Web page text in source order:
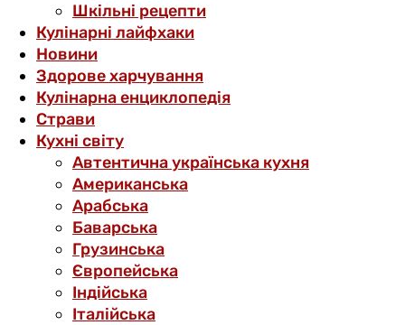
Шкільні рецепти
Кулінарні лайфхаки
Новини
Здорове харчування
Кулінарна енциклопедія
Страви
Кухні світу
Автентична українська кухня
Американська
Арабська
Баварська
Грузинська
Європейська
Індійська
Італійська